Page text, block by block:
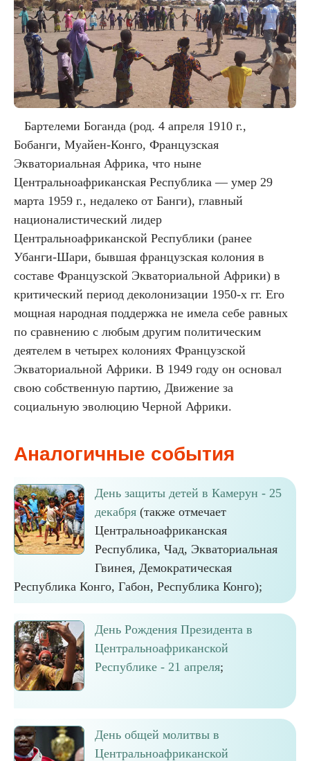
Бартелеми Боганда (род. 4 апреля 1910 г.,
Бобанги, Муайен-Конго, Французская
Экваториальная Африка, что ныне
Центральноафриканская Республика — умер 29
марта 1959 г., недалеко от Банги), главный
националистический лидер
Центральноафриканской Республики (ранее
Убанги-Шари, бывшая французская колония в
составе Французской Экваториальной Африки) в
критический период деколонизации 1950-х гг. Его
мощная народная поддержка не имела себе равных
по сравнению с любым другим политическим
деятелем в четырех колониях Французской
Экваториальной Африки. В 1949 году он основал
свою собственную партию, Движение за
социальную эволюцию Черной Африки.
Аналогичные события
День защиты детей в Камерун - 25
декабря (также отмечает
Центральноафриканская
Республика, Чад, Экваториальная
Гвинея, Демократическая
Республика Конго, Габон, Республика Конго);
День Рождения Президента в
Центральноафриканской
Республике - 21 апреля;
День общей молитвы в
Центральноафриканской